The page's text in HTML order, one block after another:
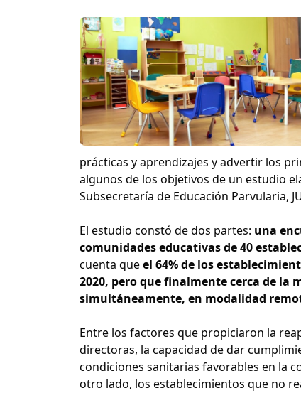
prácticas y aprendizajes y advertir los
algunos de los objetivos de un estudio
Subsecretaría de Educación Parvularia,
El estudio constó de dos partes: una
comunidades educativas de 40
cuenta queel 64% de los
2020, pero que finalmente cerca de la
simultáneamente, en modalidad
Entre los factores que propiciaron la
directoras, la capacidad de dar
condiciones sanitarias favorables en la
otro lado, los establecimientos que no